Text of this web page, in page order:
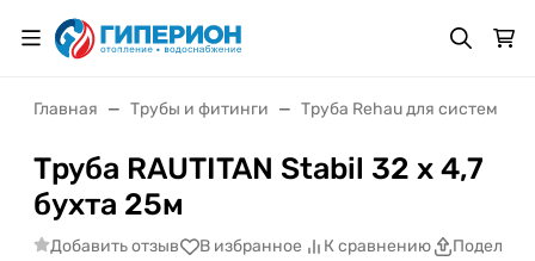
Главная Трубы и фитинги Труба Rehau для систем
Труба RAUTITAN Stabil 32 х 4,7
бухта 25м
Добавить отзыв В избранное К сравнению